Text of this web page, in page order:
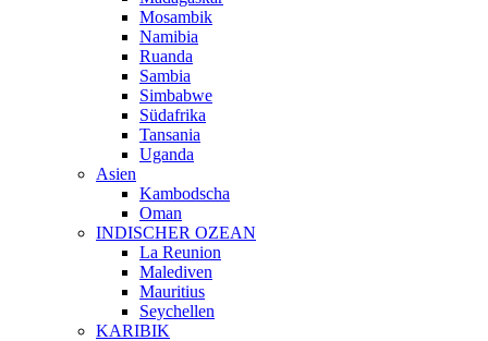
Mosambik
Namibia
Ruanda
Sambia
Simbabwe
Südafrika
Tansania
Uganda
Asien
Kambodscha
Oman
INDISCHER OZEAN
La Reunion
Malediven
Mauritius
Seychellen
KARIBIK